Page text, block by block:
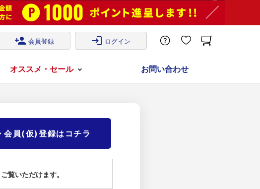
person_add 会員登録 login ログイン
オススメ・セール お問い合わせ
会員(仮)登録はコチラ
ご覧いただけます。